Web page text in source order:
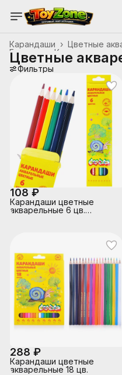
Цветные
Карандаши ›
Канцтовары,
Главная
Цветные
Фильтры
108 ₽
Карандаши цветные
акварельные 6 цв.
288 ₽
Карандаши цветные
акварельные 18 цв.